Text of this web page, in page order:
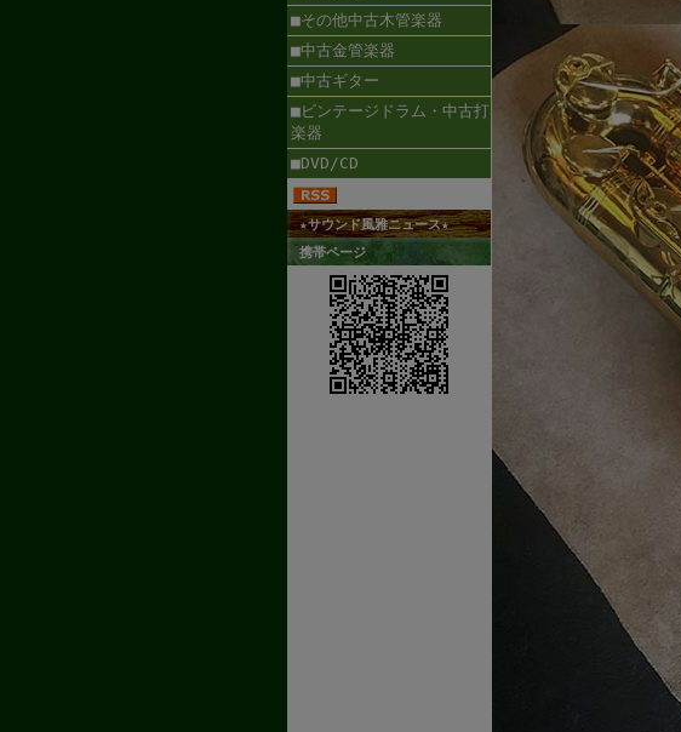
■その他中古木管楽器
■中古金管楽器
■中古ギター
■ビンテージドラム・中古打
楽器
■DVD/CD
★サウンド風雅ニュース★
携帯ページ